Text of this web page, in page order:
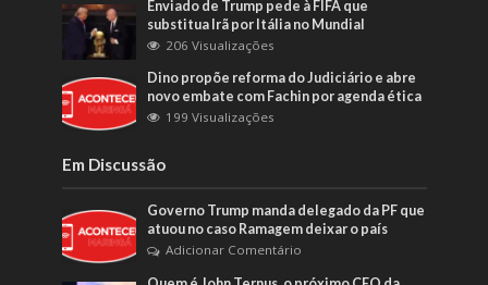
Enviado de Trump pede à FIFA que
substitua Irã por Itália no Mundial
206 Visualizações
Dino propõe reforma do Judiciário e abre
novo embate com Fachin por agenda ética
199 Visualizações
Em Discussão
Governo Trump manda delegado da PF que
atuou no caso Ramagem deixar o país
Adicionar Comentário